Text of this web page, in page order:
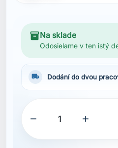
inventory_2Na sklade
Odosielame v ten istý
local_shipping Dodání do dvou
 